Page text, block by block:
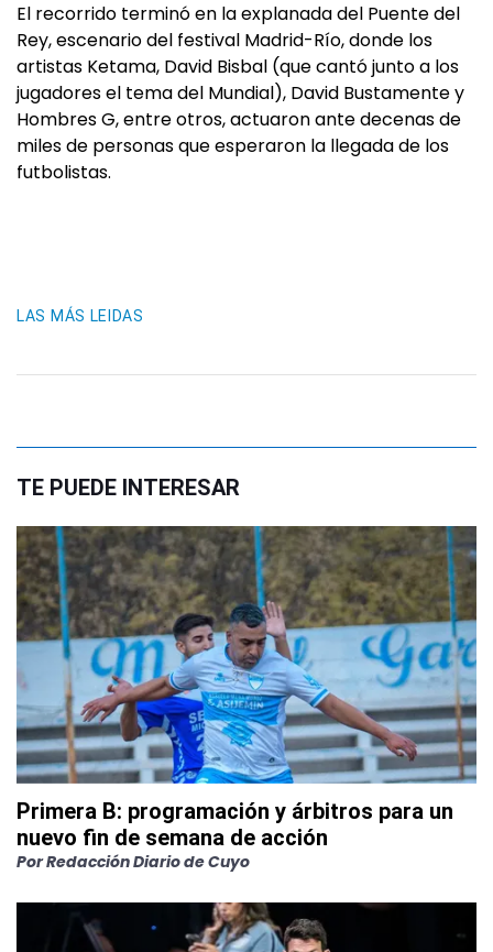
El recorrido terminó en la explanada del Puente del
Rey, escenario del festival Madrid-Río, donde los
artistas Ketama, David Bisbal (que cantó junto a los
jugadores el tema del Mundial), David Bustamente y
Hombres G, entre otros, actuaron ante decenas de
miles de personas que esperaron la llegada de los
futbolistas.
LAS MÁS LEIDAS
TE PUEDE INTERESAR
Primera B: programación y árbitros para un
nuevo fin de semana de acción
PorRedacción Diario de Cuyo